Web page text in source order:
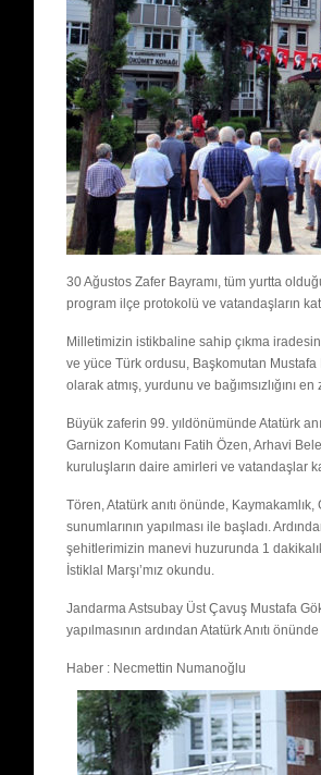
30 Ağustos Zafer Bayramı, tüm yurtta
program ilçe protokolü ve vatandaşların
Milletimizin istikbaline sahip çıkma
ve yüce Türk ordusu, Başkomutan
olarak atmış, yurdunu ve bağımsızlığını
Büyük zaferin 99. yıldönümünde Atatürk
Garnizon Komutanı Fatih Özen, Arhavi
kuruluşların daire amirleri ve vatandaşlar
Tören, Atatürk anıtı önünde,
sunumlarının yapılması ile başladı.
şehitlerimizin manevi huzurunda 1
İstiklal Marşı’mız okundu.
Jandarma Astsubay Üst Çavuş Mustafa
yapılmasının ardından Atatürk Anıtı
Haber : Necmettin Numanoğlu